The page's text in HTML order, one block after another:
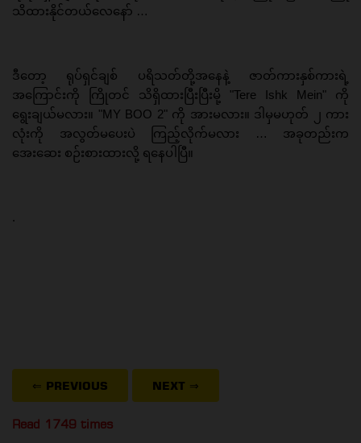
သိထားနိုင်တယ်လေနော် …
ဒီတော့ ရုပ်ရှင်ချစ် ပရိသတ်တို့အနေနဲ့ ဇာတ်ကားနှစ်ကားရဲ့
အကြောင်းကို ကြိုတင် သိရှိထားပြီးပြီးမို့ "Tere Ishk Mein" ကို
ရွေးချယ်မလား။ "MY BOO 2" ကို အားမလား။ ဒါမှမဟုတ် ၂ ကား
လုံးကို အလွတ်မပေးပဲ ကြည့်လိုက်မလား … အခုတည်းက
အေးဆေး စဉ်းစားထားလို့ ရနေပါပြီ။
.
⇐ PREVIOUS NEXT ⇒
Read 1749 times